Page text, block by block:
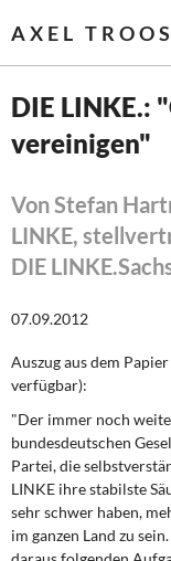
AXEL
Startseite
Themen
Leitlinien linker
Steuer- und
Eurokrise und
DIE LINKE
DIE LINKE.:
vereinigen"
Von Stefan
LINKE,
DIE
07.09.2012
Auszug aus dem Papier
verfügbar):
"Der immer noch
bundesdeutschen
Partei, die
LINKE ihre stabilste
sehr schwer haben,
im ganzen Land zu